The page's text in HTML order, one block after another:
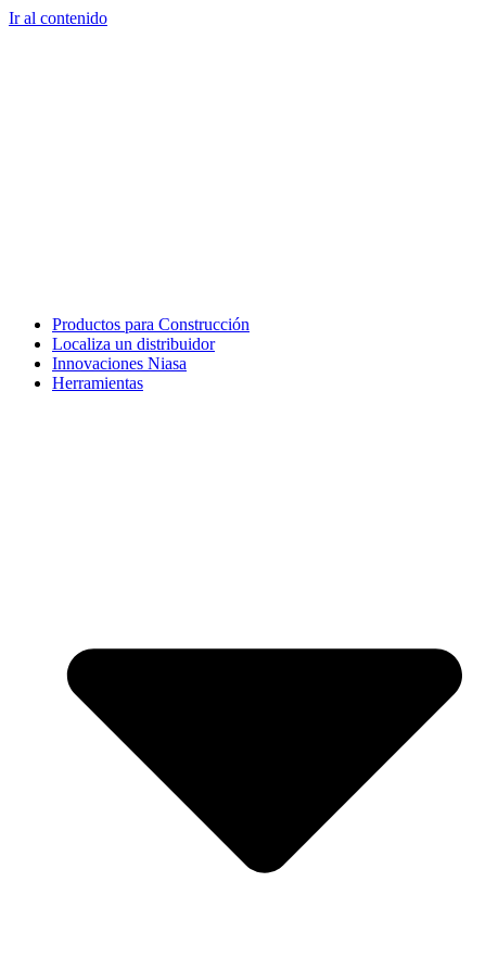
Ir al contenido
Productos para Construcción
Localiza un distribuidor
Innovaciones Niasa
Herramientas